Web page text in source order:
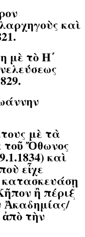
καὶ
μὲ τὸ H΄
μὲ τὰ
Ὄθωνος
καὶ
εἶχε
ἢ πέριξ
Ἀκαδημίας/
τὴν